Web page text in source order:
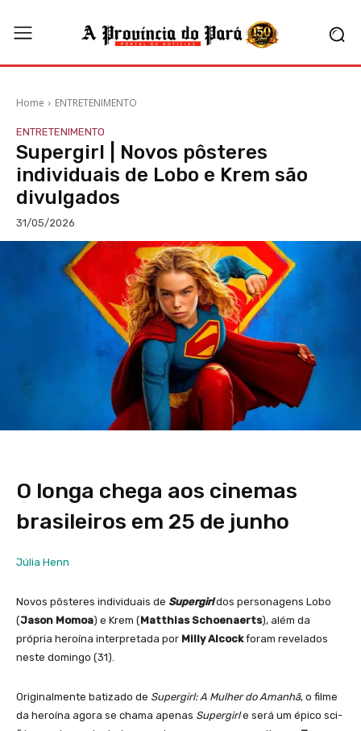
Home ENTRETENIMENTO
ENTRETENIMENTO
Supergirl | Novos pôsteres
individuais de Lobo e Krem são
divulgados
31/05/2026
O longa chega aos cinemas
brasileiros em 25 de junho
Júlia Henn
Novos pôsteres individuais de Supergirldos personagens Lobo
(Jason Momoa) e Krem (Matthias Schoenaerts), além da
própria heroína interpretada por Milly Alcockforam revelados
neste domingo (31).
Originalmente batizado de Supergirl: A Mulher do Amanhã, o filme
da heroína agora se chama apenas Supergirle será um épico sci-